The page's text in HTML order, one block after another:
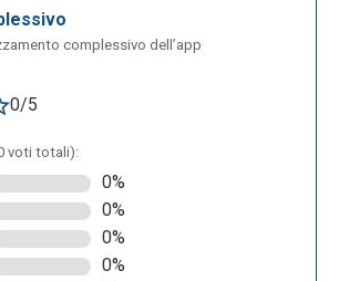
aggiunto il pdf è possibile
tramite l’app evidenziando
o aggiungendo nuovi
complessivo dell’app
0/5
voti totali):
0%
0%
0%
0%